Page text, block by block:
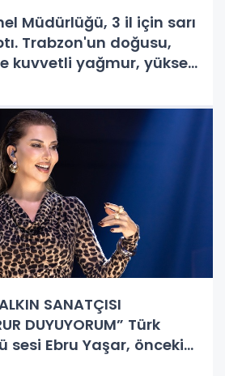
Müdürlüğü, 3 il için sarı
Trabzon'un doğusu,
kuvvetli yağmur, yüksek
SANATÇISI
DUYUYORUM” Türk
sesi Ebru Yaşar, önceki